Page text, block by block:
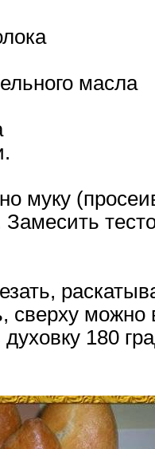
масла
муку
сверху
180